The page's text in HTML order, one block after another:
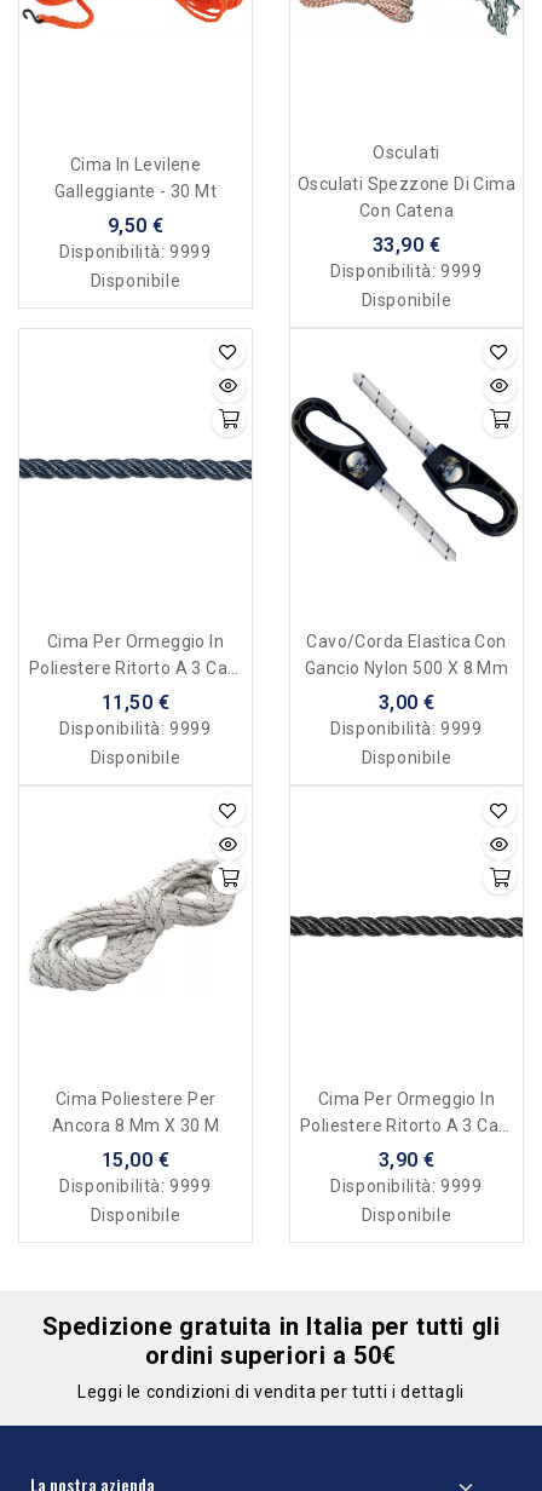
Cima In Levilene
Galleggiante - 30 Mt
9,50 €
Disponibilità:9999
Disponibile
Osculati
Osculati Spezzone Di Cima
Con Catena
33,90 €
Disponibilità:9999
Disponibile
Cima Per Ormeggio In
Poliestere Ritorto A 3 Capi
Alta Tenacità - 32 Mm
11,50 €
Disponibilità:9999
Disponibile
Cavo/corda Elastica Con
Gancio Nylon 500 X 8 Mm
3,00 €
Disponibilità:9999
Disponibile
Cima Poliestere Per
Ancora 8 Mm X 30 M
15,00 €
Disponibilità:9999
Disponibile
Cima Per Ormeggio In
Poliestere Ritorto A 3 Capi
Alta Tenacità - 18 Mm
3,90 €
Disponibilità:9999
Disponibile
Spedizione gratuita in Italia per tutti gli
ordini superiori a 50€
Leggi le condizioni di vendita per tutti i dettagli
La nostra azienda